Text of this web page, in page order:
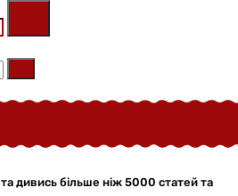
та дивись більше ніж 5000 статей та